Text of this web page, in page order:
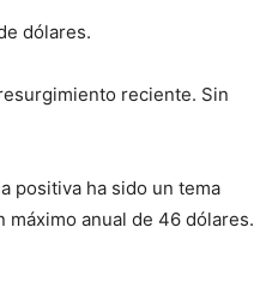
dólares.
reciente. Sin
positiva ha sido un tema
anual de 46 dólares.